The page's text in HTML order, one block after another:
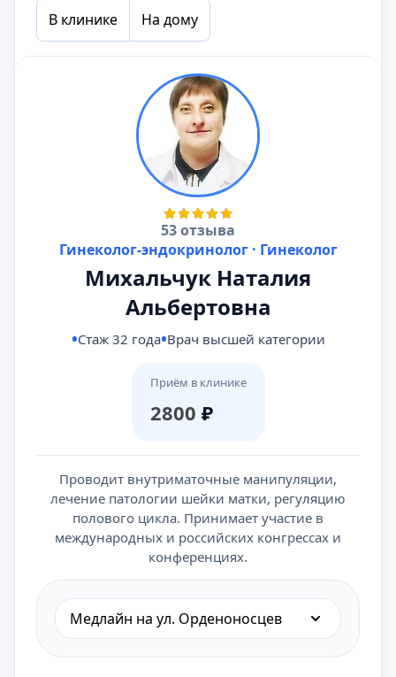
В клинике На дому
53 отзыва
Гинеколог-эндокринолог · Гинеколог
Михальчук Наталия
Альбертовна
Стаж 32 года Врач высшей категории
Приём в клинике
2800 ₽
Проводит внутриматочные манипуляции,
лечение патологии шейки матки, регуляцию
полового цикла. Принимает участие в
международных и российских конгрессах и
конференциях.
Медлайн на ул. Орденоносцев